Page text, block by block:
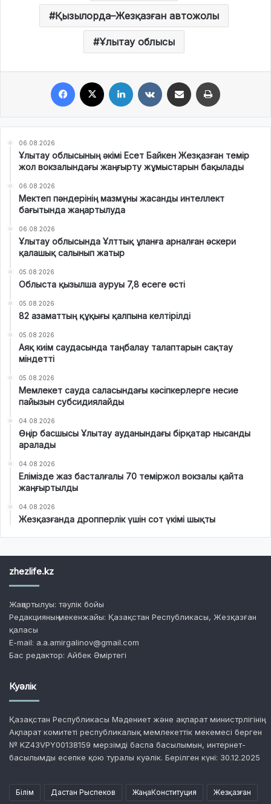
Қызылорда–Жезқазған автожолы
Ұлытау облысы
06.08.2026
Ұлытау облысының әкімі Есет Байкен Жезқазған темір
жол вокзалындағы жаңғырту жұмыстарын бақылады
06.08.2026
Мектеп пәндерінің мазмұны жасанды интеллект
бағытында жаңартылуда
06.08.2026
Ұлытау облысында Ұлттық ұланға арналған әскери
қалашық салынып жатыр
05.08.2026
Облыста қызылша ауруы 7,8 есеге өсті
05.08.2026
82 азаматтың құқығы қалпына келтірілді
05.08.2026
Аяқ киім саудасында таңбалау талаптарын сақтау
міндетті
05.08.2026
Мемлекет сауда саласындағы кәсіпкерлерге несие
пайызын субсидиялайды
04.08.2026
Өңір басшысы Ұлытау ауданындағы бірқатар нысанды
аралады
04.08.2026
Елімізде жаз басталғалы 70 теміржол вокзалы қайта
жаңғыртылды
04.08.2026
Жезқазғанда дропперлік үшін сот үкімі шықты
zhezlife.kz
Жаңартылуы: тәулік бойы
Редакцияның мекенжайы: Қазақстан Республикасы, Жезқазған
қаласы
E-mail: a.a.amirgalinov@gmail.com
Бас редактор: Айбек Әміртегі
Куәлік
Қазақстан Республикасы Мәдениет және ақпарат министрлігінің
Ақпарат комитеті республикалық мемлекеттік мекемесі берген
№ KZ43VPY00138159 мерзімді баспа басылымын, интернет-
басылымды есепке қою туралы куәлік. Берілген күні: 30.12.2025
Білім Дастан Рыспеков ЖаңаКонституция Жезқазған